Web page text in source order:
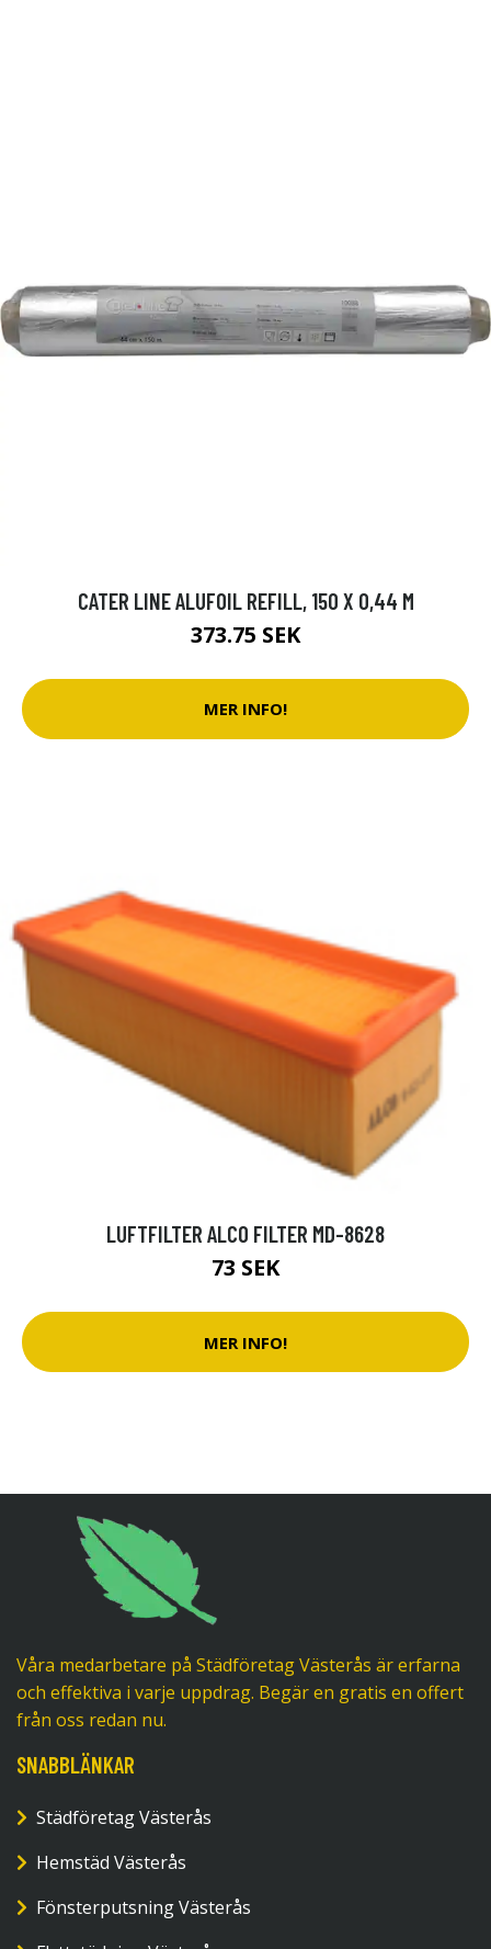
CATER LINE ALUFOIL REFILL, 150 X 0,44 M
373.75 SEK
MER INFO!
LUFTFILTER ALCO FILTER MD-8628
73 SEK
MER INFO!
Våra medarbetare på Städföretag Västerås är erfarna
och effektiva i varje uppdrag. Begär en gratis en offert
från oss redan nu.
SNABBLÄNKAR
Städföretag Västerås
Hemstäd Västerås
Fönsterputsning Västerås